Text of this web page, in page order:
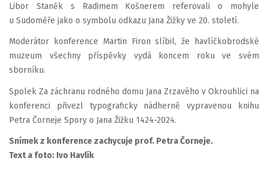
Libor Staněk s Radimem Košnerem referovali o mohyle
u Sudoměře jako o symbolu odkazu Jana Žižky ve 20. století.
Moderátor konference Martin Firon slíbil, že havlíčkobrodské
muzeum všechny příspěvky vydá koncem roku ve svém
sborníku.
Spolek Za záchranu rodného domu Jana Zrzavého v Okrouhlici na
konferenci přivezl typograficky nádherně vypravenou knihu
Petra Čorneje Spory o Jana Žižku 1424-2024.
Snímek z konference zachycuje prof. Petra Čorneje.
Text a foto: Ivo Havlík